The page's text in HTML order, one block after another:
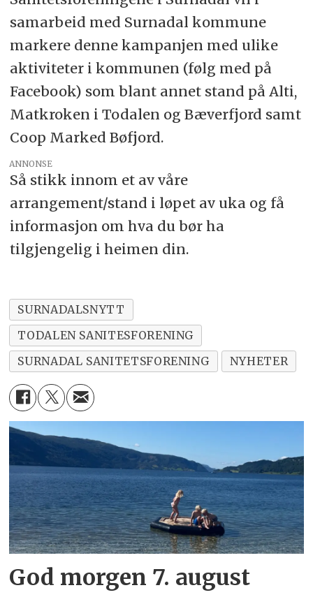
samarbeid med Surnadal kommune
markere denne kampanjen med ulike
aktiviteter i kommunen (følg med på
Facebook) som blant annet stand på Alti,
Matkroken i Todalen og Bæverfjord samt
Coop Marked Bøfjord.
ANNONSE
Så stikk innom et av våre
arrangement/stand i løpet av uka og få
informasjon om hva du bør ha
tilgjengelig i heimen din.
SURNADALSNYTT
TODALEN SANITESFORENING
SURNADAL SANITETSFORENING
NYHETER
God morgen 7. august